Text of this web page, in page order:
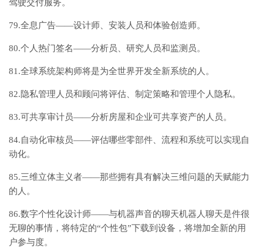
驾驶交付服务。
79.全息广告——设计师、安装人员和体验创造师。
80.个人热门签名——分析员、研究人员和监测员。
81.全球系统架构师将是为全世界开发全新系统的人。
82.隐私管理人员和顾问将评估、制定策略和管理个人隐私。
83.可共享审计员——分析房屋和企业可共享资产的人员。
84.自动化审核员——评估哪些零部件、流程和系统可以实现自
动化。
85.三维立体主义者——那些拥有具有解决三维问题的天赋能力
的人。
86.数字个性化设计师——与机器声音的聊天机器人聊天是件很
无聊的事情，将特定的“个性包”下载到设备，将增加全新的用
户参与度。